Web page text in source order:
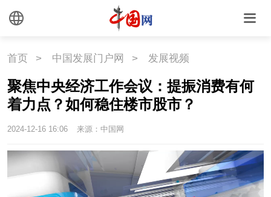
首页 > 中国发展门户网 > 发展视频
聚焦中央经济工作会议：提振消费有何
着力点？如何稳住楼市股市？
2024-12-16 16:06 来源：中国网